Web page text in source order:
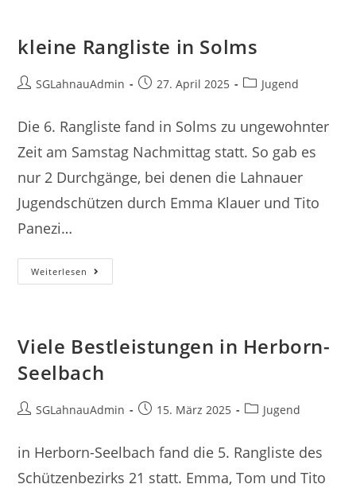
kleine Rangliste in Solms
Beitrags-
SGLahnauAdmin
Beitrag27. April 2025
Beitrags-
Jugend
Die 6. Rangliste fand in Solms zu ungewohnter
Zeit am Samstag Nachmittag statt. So gab es
nur 2 Durchgänge, bei denen die Lahnauer
Jugendschützen durch Emma Klauer und Tito
Panezi…
Weiterlesen Kleine
Rangliste
Viele Bestleistungen in Herborn-
Seelbach
Beitrags-
SGLahnauAdmin
Beitrag15. März 2025
Beitrags-
Jugend
in Herborn-Seelbach fand die 5. Rangliste des
Schützenbezirks 21 statt. Emma, Tom und Tito